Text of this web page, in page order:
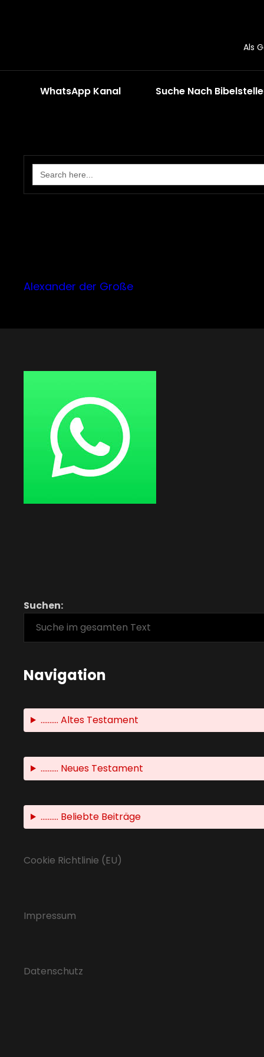
Als
WhatsApp Kanal Suche Nach
Search
for:
Alexander der Große
Suchen:
Navigation
.......... Altes Testament
.......... Neues Testament
.......... Beliebte Beiträge
Cookie Richtlinie (EU)
Impressum
Datenschutz